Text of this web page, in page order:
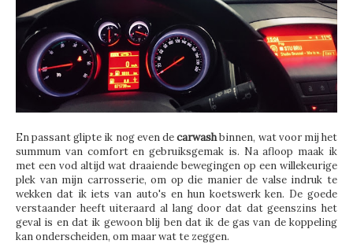
En passant glipte ik nog even decarwashbinnen, wat voor mij het
summum van comfort en gebruiksgemak is. Na afloop maak ik
met een vod altijd wat draaiende bewegingen op een willekeurige
plek van mijn carrosserie, om op die manier de valse indruk te
wekken dat ik iets van auto's en hun koetswerk ken. De goede
verstaander heeft uiteraard al lang door dat dat geenszins het
geval is en dat ik gewoon blij ben dat ik de gas van de koppeling
kan onderscheiden, om maar wat te zeggen.